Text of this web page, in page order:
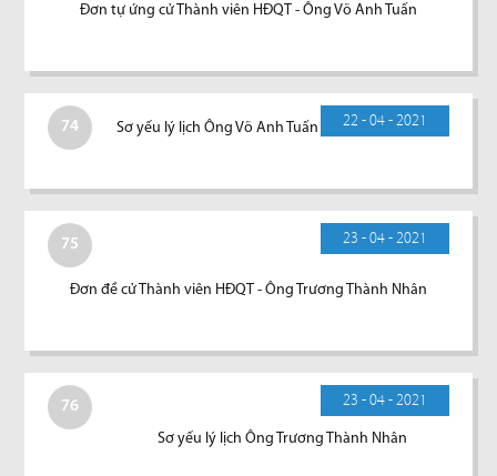
Đơn tự ứng cử Thành viên HĐQT - Ông Võ Anh Tuấn
74 22 - 04 - 2021
Sơ yếu lý lịch Ông Võ Anh Tuấn
75 23 - 04 - 2021
Đơn đề cử Thành viên HĐQT - Ông Trương Thành Nhân
76 23 - 04 - 2021
Sơ yếu lý lịch Ông Trương Thành Nhân